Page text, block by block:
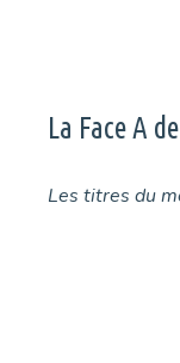
La Face A
Les titres du